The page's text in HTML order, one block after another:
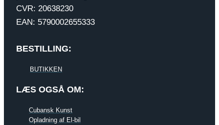
CVR: 20638230
EAN: 5790002655333
BESTILLING:
BUTIKKEN
LÆS OGSÅ OM:
Cubansk Kunst
Opladning af El-bil